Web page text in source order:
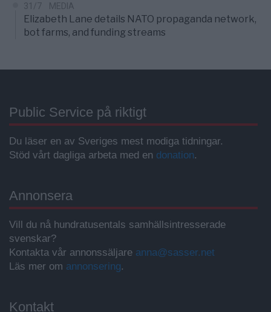
31/7 MEDIA
Elizabeth Lane details NATO propaganda network,
bot farms, and funding streams
Public Service på riktigt
Du läser en av Sveriges mest modiga tidningar.
Stöd vårt dagliga arbeta med en donation.
Annonsera
Vill du nå hundratusentals samhällsintresserade
svenskar?
Kontakta vår annonssäljare anna@sasser.net
Läs mer om annonsering.
Kontakt